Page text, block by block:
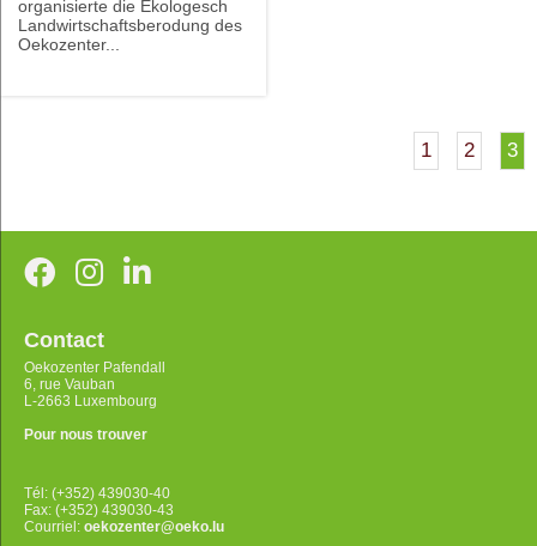
organisierte die Ekologesch
Landwirtschaftsberodung des
Oekozenter...
1 2 3
Contact
Oekozenter Pafendall
6, rue Vauban
L-2663 Luxembourg
Pour nous trouver
Tél: (+352) 439030-40
Fax: (+352) 439030-43
Courriel: oekozenter@oeko.lu